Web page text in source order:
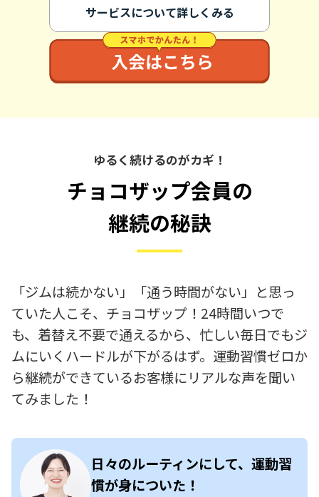
サービスについて詳しくみる
ゆるく続けるのがカギ！
チョコザップ会員の
継続の秘訣
「ジムは続かない」「通う時間がない」と思っ
ていた人こそ、チョコザップ！24時間いつで
も、着替え不要で通えるから、忙しい毎日でもジ
ムにいくハードルが下がるはず。運動習慣ゼロか
ら継続ができているお客様にリアルな声を聞い
てみました！
日々のルーティンにして、運動習
慣が身についた！